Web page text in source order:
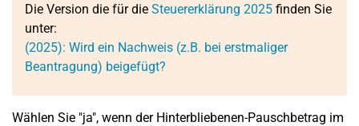
Die Version die für die Steuererklärung 2025 finden Sie
unter:
(2025): Wird ein Nachweis (z.B. bei erstmaliger
Beantragung) beigefügt?
Wählen Sie "ja", wenn der Hinterbliebenen-Pauschbetrag im